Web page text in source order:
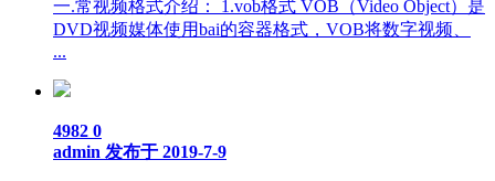
一.常视频格式介绍： 1.vob格式 VOB（Video Object）是
DVD视频媒体使用bai的容器格式，VOB将数字视频、
...
4982 0
admin 发布于 2019-7-9